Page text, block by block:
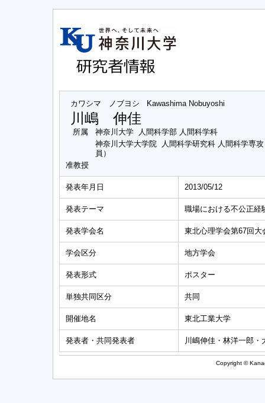
カワシマ ノブヨシ Kawashima Nobuyoshi
川嶋 伸佳
所属
神奈川大学 人間科学部 人間科学科
神奈川大学大学院 人間科学研究科 人間科学専
員）
准教授
発表年月日 2013/05/12
発表テーマ 職場における不公正経
発表学会名 東北心理学会第67回大
学会区分 地方学会
発表形式 ポスター
単独共同区分 共同
開催地名 東北工業大学
発表者・共同発表者 川嶋伸佳・林洋一郎・
Copyright ©